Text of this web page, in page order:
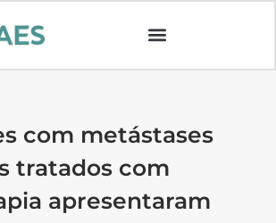
com metástases
tratados com
apresentaram